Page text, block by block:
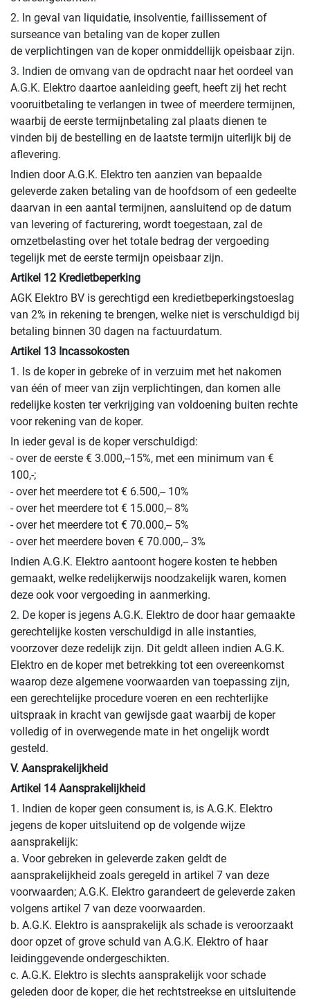
2. In geval van liquidatie, insolventie, faillissement of
surseance van betaling van de koper zullen
de verplichtingen van de koper onmiddellijk opeisbaar zijn.
3. Indien de omvang van de opdracht naar het oordeel van
A.G.K. Elektro daartoe aanleiding geeft, heeft zij het recht
vooruitbetaling te verlangen in twee of meerdere termijnen,
waarbij de eerste termijnbetaling zal plaats dienen te
vinden bij de bestelling en de laatste termijn uiterlijk bij de
aflevering.
Indien door A.G.K. Elektro ten aanzien van bepaalde
geleverde zaken betaling van de hoofdsom of een gedeelte
daarvan in een aantal termijnen, aansluitend op de datum
van levering of facturering, wordt toegestaan, zal de
omzetbelasting over het totale bedrag der vergoeding
tegelijk met de eerste termijn opeisbaar zijn.
Artikel 12 Kredietbeperking
AGK Elektro BV is gerechtigd een kredietbeperkingstoeslag
van 2% in rekening te brengen, welke niet is verschuldigd bij
betaling binnen 30 dagen na factuurdatum.
Artikel 13 Incassokosten
1. Is de koper in gebreke of in verzuim met het nakomen
van één of meer van zijn verplichtingen, dan komen alle
redelijke kosten ter verkrijging van voldoening buiten rechte
voor rekening van de koper.
In ieder geval is de koper verschuldigd:
- over de eerste € 3.000,--15%, met een minimum van €
100,-;
- over het meerdere tot € 6.500,-- 10%
- over het meerdere tot € 15.000,-- 8%
- over het meerdere tot € 70.000,-- 5%
- over het meerdere boven € 70.000,-- 3%
Indien A.G.K. Elektro aantoont hogere kosten te hebben
gemaakt, welke redelijkerwijs noodzakelijk waren, komen
deze ook voor vergoeding in aanmerking.
2. De koper is jegens A.G.K. Elektro de door haar gemaakte
gerechtelijke kosten verschuldigd in alle instanties,
voorzover deze redelijk zijn. Dit geldt alleen indien A.G.K.
Elektro en de koper met betrekking tot een overeenkomst
waarop deze algemene voorwaarden van toepassing zijn,
een gerechtelijke procedure voeren en een rechterlijke
uitspraak in kracht van gewijsde gaat waarbij de koper
volledig of in overwegende mate in het ongelijk wordt
gesteld.
V. Aansprakelijkheid
Artikel 14 Aansprakelijkheid
1. Indien de koper geen consument is, is A.G.K. Elektro
jegens de koper uitsluitend op de volgende wijze
aansprakelijk:
a. Voor gebreken in geleverde zaken geldt de
aansprakelijkheid zoals geregeld in artikel 7 van deze
voorwaarden; A.G.K. Elektro garandeert de geleverde zaken
volgens artikel 7 van deze voorwaarden.
b. A.G.K. Elektro is aansprakelijk als schade is veroorzaakt
door opzet of grove schuld van A.G.K. Elektro of haar
leidinggevende ondergeschikten.
c. A.G.K. Elektro is slechts aansprakelijk voor schade
geleden door de koper, die het rechtstreekse en uitsluitende